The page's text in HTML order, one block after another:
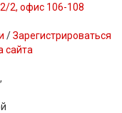
2, офис 106-108
/Зарегистрироваться
сайта